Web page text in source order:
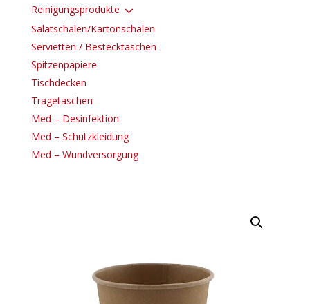
Reinigungsprodukte 3
Salatschalen/Kartonschalen
Servietten / Bestecktaschen
Spitzenpapiere
Tischdecken
Tragetaschen
Med – Desinfektion
Med – Schutzkleidung
Med – Wundversorgung